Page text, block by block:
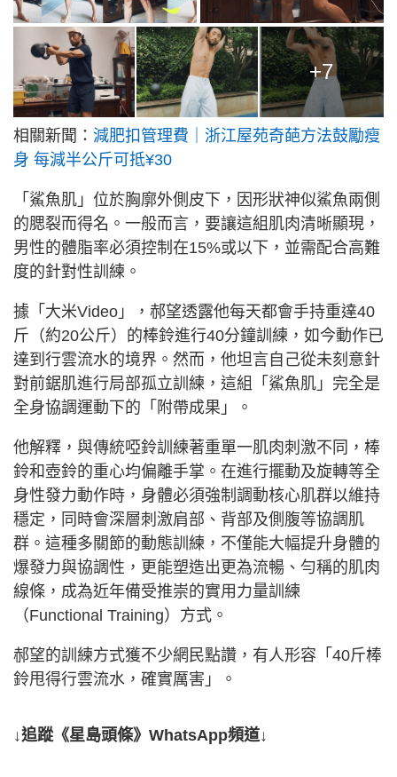
+7
相關新聞： 減肥扣管理費｜浙江屋苑奇葩方法鼓勵瘦
身 每減半公斤可抵¥30
「鯊魚肌」位於胸廓外側皮下，因形狀神似鯊魚兩側
的腮裂而得名。一般而言，要讓這組肌肉清晰顯現，
男性的體脂率必須控制在15%或以下，並需配合高難
度的針對性訓練。
據「大米Video」，郝望透露他每天都會手持重達40
斤（約20公斤）的棒鈴進行40分鐘訓練，如今動作已
達到行雲流水的境界。然而，他坦言自己從未刻意針
對前鋸肌進行局部孤立訓練，這組「鯊魚肌」完全是
全身協調運動下的「附帶成果」。
他解釋，與傳統啞鈴訓練著重單一肌肉刺激不同，棒
鈴和壺鈴的重心均偏離手掌。在進行擺動及旋轉等全
身性發力動作時，身體必須強制調動核心肌群以維持
穩定，同時會深層刺激肩部、背部及側腹等協調肌
群。這種多關節的動態訓練，不僅能大幅提升身體的
爆發力與協調性，更能塑造出更為流暢、勻稱的肌肉
線條，成為近年備受推崇的實用力量訓練
（Functional Training）方式。
郝望的訓練方式獲不少網民點讚，有人形容「40斤棒
鈴甩得行雲流水，確實厲害」。
↓追蹤《星島頭條》WhatsApp頻道↓